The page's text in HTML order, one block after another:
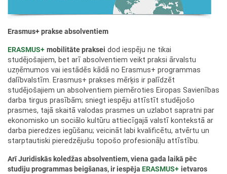
Erasmus+ prakse absolventiem
ERASMUS+ mobilitāte praksei dod iespēju ne tikai
studējošajiem, bet arī absolventiem veikt praksi ārvalstu
uzņēmumos vai iestādēs kādā no Erasmus+ programmas
dalībvalstīm. Erasmus+ prakses mērķis ir palīdzēt
studējošajiem un absolventiem piemēroties Eiropas Savienības
darba tirgus prasībām; sniegt iespēju attīstīt studējošo
prasmes, tajā skaitā valodas prasmes un uzlabot sapratni par
ekonomisko un sociālo kultūru attiecīgajā valstī kontekstā ar
darba pieredzes iegūšanu; veicināt labi kvalificētu, atvērtu un
starptautiski pieredzējušu topošo profesionāļu attīstību.
Arī Juridiskās koledžas absolventiem, viena gada laikā pēc
studiju programmas beigšanas, ir iespēja ERASMUS+ ietvaros